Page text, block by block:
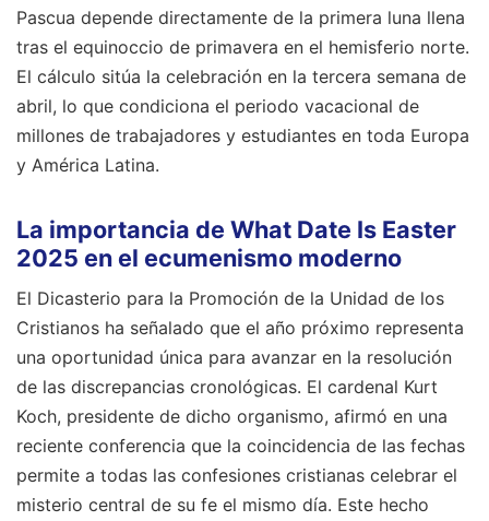
Pascua depende directamente de la primera luna llena
tras el equinoccio de primavera en el hemisferio norte.
El cálculo sitúa la celebración en la tercera semana de
abril, lo que condiciona el periodo vacacional de
millones de trabajadores y estudiantes en toda Europa
y América Latina.
La importancia de What Date Is Easter
2025 en el ecumenismo moderno
El Dicasterio para la Promoción de la Unidad de los
Cristianos ha señalado que el año próximo representa
una oportunidad única para avanzar en la resolución
de las discrepancias cronológicas. El cardenal Kurt
Koch, presidente de dicho organismo, afirmó en una
reciente conferencia que la coincidencia de las fechas
permite a todas las confesiones cristianas celebrar el
misterio central de su fe el mismo día. Este hecho